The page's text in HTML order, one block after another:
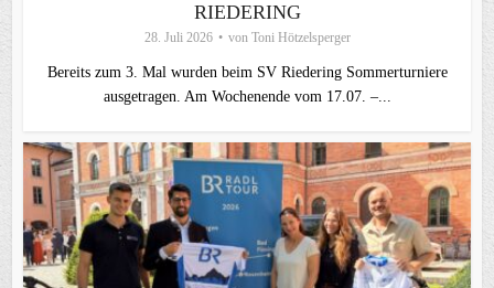
RIEDERING
28. Juli 2026 von Toni Hötzelsperger
Bereits zum 3. Mal wurden beim SV Riedering Sommerturniere
ausgetragen. Am Wochenende vom 17.07. –...